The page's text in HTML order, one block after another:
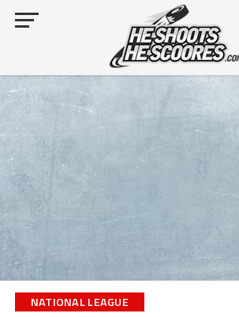
NATIONAL LEAGUE